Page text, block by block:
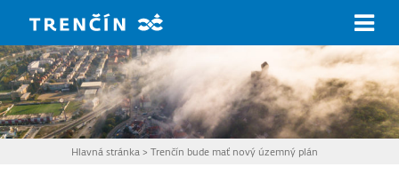
Hlavná stránka > Trenčín bude mať nový územný plán